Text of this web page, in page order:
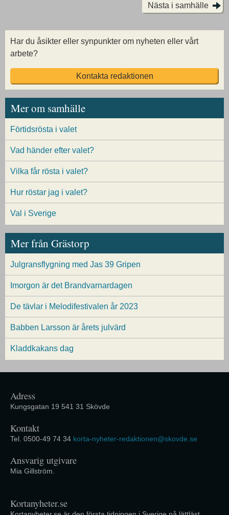
Nästa i samhälle
Har du åsikter eller synpunkter om nyheten eller vårt
arbete?
Kontakta redaktionen
Mer om samhälle
Förtidsrösta i valet
Vad händer efter valet?
Vilka får rösta i valet?
Hur röstar jag i valet?
Val i Sverige
Mer från Grästorp
Julgransflygning med Jas 39 Gripen
Imorgon är det Brandvarnardagen
De tävlar i Melodifestivalen år 2023
Babben Larsson är årets julvärd
Kladdkakans dag
Adress
Kungsgatan 19 541 31 Skövde
Kontakt
Tel. 0500-49 74 34 korta-nyheter-redaktionen@skovde.se
Ansvarig utgivare
Mia Gillström.
Kortanyheter.se